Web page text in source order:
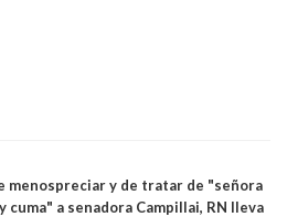
menospreciar y de tratar de "señora
cuma" a senadora Campillai, RN lleva